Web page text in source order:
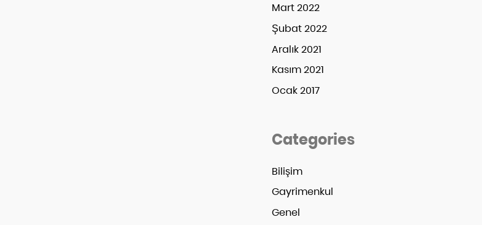
Mart 2022
Şubat 2022
Aralık 2021
Kasım 2021
Ocak 2017
Categories
Bilişim
Gayrimenkul
Genel